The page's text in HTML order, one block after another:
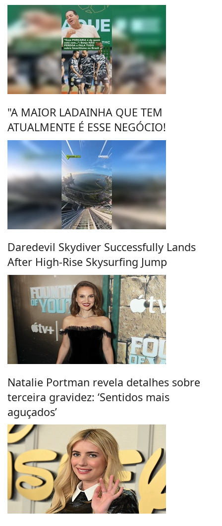
"A MAIOR LADAINHA QUE TEM
ATUALMENTE É ESSE NEGÓCIO!
Daredevil Skydiver Successfully Lands
After High-Rise Skysurfing Jump
Natalie Portman revela detalhes sobre
terceira gravidez: ‘Sentidos mais
aguçados’